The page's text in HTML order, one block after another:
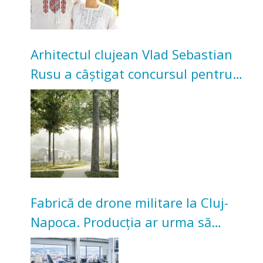
Arhitectul clujean Vlad Sebastian
Rusu a câștigat concursul pentru
transformarea Grădinii Casei
Universitarilor
Fabrică de drone militare la Cluj-
Napoca. Producția ar urma să
înceapă în toamna acestui an